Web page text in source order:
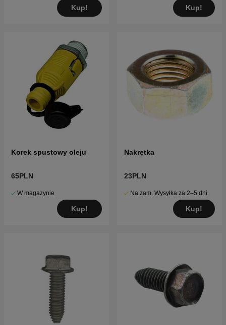
Kup! Kup!
Korek spustowy oleju
65PLN
W magazynie
Kup!
Nakrętka
23PLN
Na zam. Wysyłka za 2–5 dni
Kup!